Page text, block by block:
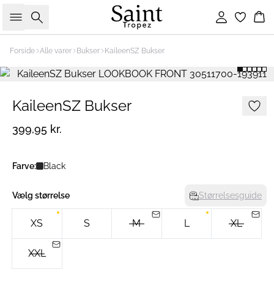
Søg Log ind
Forside Alle varer Bukser KaileenSZ Bukser
KaileenSZ Bukser
399,95 kr.
Farve: Black
Vælg størrelse Størrelsesguide
XS S M L XL
XXL